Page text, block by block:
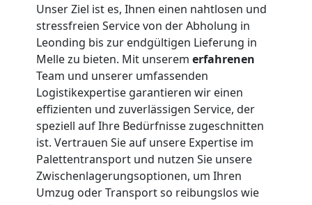
Unser Ziel ist es, Ihnen einen nahtlosen und
stressfreien Service von der Abholung in
Leonding bis zur endgültigen Lieferung in
Melle zu bieten. Mit unserem erfahrenen
Team und unserer umfassenden
Logistikexpertise garantieren wir einen
effizienten und zuverlässigen Service, der
speziell auf Ihre Bedürfnisse zugeschnitten
ist. Vertrauen Sie auf unsere Expertise im
Palettentransport und nutzen Sie unsere
Zwischenlagerungsoptionen, um Ihren
Umzug oder Transport so reibungslos wie